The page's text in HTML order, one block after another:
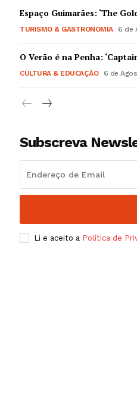
Espaço Guimarães: ‘The
TURISMO & GASTRONOMIA 6 de
O Verão é na Penha:
CULTURA & EDUCAÇÃO 6 de
Subscreva
Li e aceito a Política de